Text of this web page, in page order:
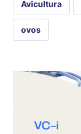
Avicultura
ovos